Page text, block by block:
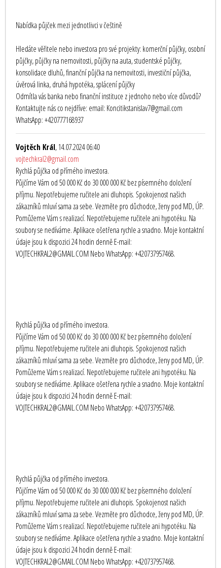
Nabídka půjček mezi jednotlivci v češtině
Hledáte věřitele nebo investora pro své projekty: komerční půjčky, osobní
půjčky, půjčky na nemovitosti, půjčky na auta, studentské půjčky,
konsolidace dluhů, finanční půjčka na nemovitosti, investiční půjčka,
úvěrová linka, druhá hypotéka, splácení půjčky
Odmítla vás banka nebo finanční instituce z jednoho nebo více důvodů?
Kontaktujte nás co nejdříve: email: Koncitikstanislav7@gmail.com
WhatsApp: +420777168937
Vojtěch Král, 14.07.2024 06:40
vojtechkral2@gmail.com
Rychlá půjčka od přímého investora.
Půjčíme Vám od 50 000 Kč do 30 000 000 Kč bez písemného doložení
příjmu. Nepotřebujeme ručitele ani dluhopis. Spokojenost našich
zákazníků mluví sama za sebe. Vezměte pro důchodce, ženy pod MD, ÚP.
Pomůžeme Vám s realizací. Nepotřebujeme ručitele ani hypotéku. Na
soubory se nedíváme. Aplikace ošetřena rychle a snadno. Moje kontaktní
údaje jsou k dispozici 24 hodin denně E-mail:
VOJTECHKRAL2@GMAIL.COM Nebo WhatsApp: +420737957468.
Rychlá půjčka od přímého investora.
Půjčíme Vám od 50 000 Kč do 30 000 000 Kč bez písemného doložení
příjmu. Nepotřebujeme ručitele ani dluhopis. Spokojenost našich
zákazníků mluví sama za sebe. Vezměte pro důchodce, ženy pod MD, ÚP.
Pomůžeme Vám s realizací. Nepotřebujeme ručitele ani hypotéku. Na
soubory se nedíváme. Aplikace ošetřena rychle a snadno. Moje kontaktní
údaje jsou k dispozici 24 hodin denně E-mail:
VOJTECHKRAL2@GMAIL.COM Nebo WhatsApp: +420737957468.
Rychlá půjčka od přímého investora.
Půjčíme Vám od 50 000 Kč do 30 000 000 Kč bez písemného doložení
příjmu. Nepotřebujeme ručitele ani dluhopis. Spokojenost našich
zákazníků mluví sama za sebe. Vezměte pro důchodce, ženy pod MD, ÚP.
Pomůžeme Vám s realizací. Nepotřebujeme ručitele ani hypotéku. Na
soubory se nedíváme. Aplikace ošetřena rychle a snadno. Moje kontaktní
údaje jsou k dispozici 24 hodin denně E-mail:
VOJTECHKRAL2@GMAIL.COM Nebo WhatsApp: +420737957468.